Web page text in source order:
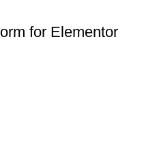
for Elementor